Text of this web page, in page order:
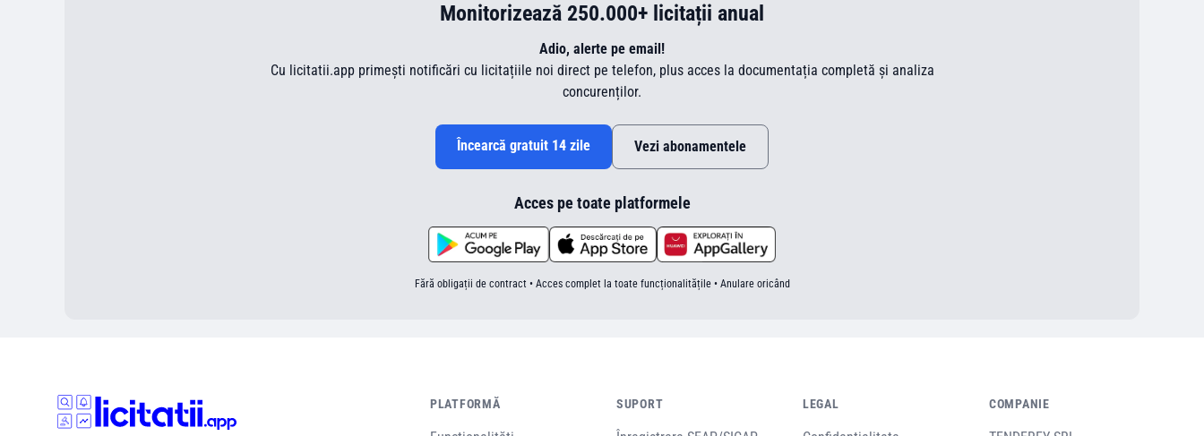
Monitorizează 250.000+ licitații anual
Adio, alerte pe email!
Cu licitatii.app primești notificări cu licitațiile noi direct pe telefon, plus acces la documentația completă și analiza
concurenților.
Încearcă gratuit 14 zile Vezi abonamentele
Acces pe toate platformele
Fără obligații de contract • Acces complet la toate funcționalitățile • Anulare oricând
PLATFORMĂ SUPORT LEGAL COMPANIE